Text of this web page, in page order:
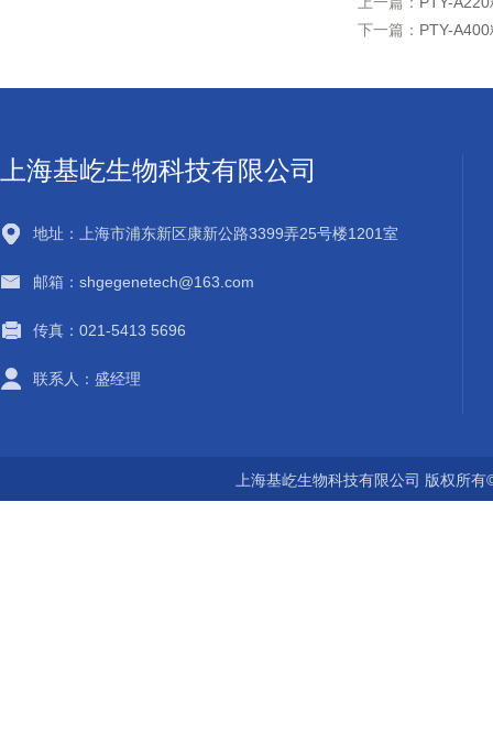
下一篇： PTY-
上海基屹生物科技有限公司
地址：上海市浦东新区康新公路3399弄25号楼1201室
邮箱：shgegenetech@163.com
传真：021-5413 5696
联系人：盛经理
上海基屹生物科技有限公司 版权所